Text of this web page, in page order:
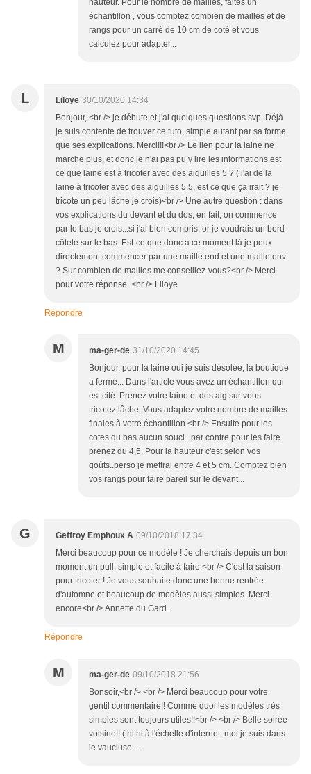
hauteur. Pour le nombre de mailles, faites un
échantillon , vous comptez combien de mailles et de
rangs pour un carré de 10 cm de coté et vous
calculez pour adapter...
L Liloye 30/10/2020 14:34
Bonjour, <br /> je débute et j'ai quelques questions svp. Déjà
je suis contente de trouver ce tuto, simple autant par sa forme
que ses explications. Merci!!!<br /> Le lien pour la laine ne
marche plus, et donc je n'ai pas pu y lire les informations.est
ce que laine est à tricoter avec des aiguilles 5 ? ( j'ai de la
laine à tricoter avec des aiguilles 5.5, est ce que ça irait ? je
tricote un peu lâche je crois)<br /> Une autre question : dans
vos explications du devant et du dos, en fait, on commence
par le bas je crois...si j'ai bien compris, or je voudrais un bord
côtelé sur le bas. Est-ce que donc à ce moment là je peux
directement commencer par une maille end et une maille env
? Sur combien de mailles me conseillez-vous?<br /> Merci
pour votre réponse. <br /> Liloye
Répondre
M ma-ger-de 31/10/2020 14:45
Bonjour, pour la laine oui je suis désolée, la boutique
a fermé... Dans l'article vous avez un échantillon qui
est cité. Prenez votre laine et des aig sur vous
tricotez lâche. Vous adaptez votre nombre de mailles
finales à votre échantillon.<br /> Ensuite pour les
cotes du bas aucun souci...par contre pour les faire
prenez du 4,5. Pour la hauteur c'est selon vos
goûts..perso je mettrai entre 4 et 5 cm. Comptez bien
vos rangs pour faire pareil sur le devant...
G Geffroy Emphoux A 09/10/2018 17:34
Merci beaucoup pour ce modèle ! Je cherchais depuis un bon
moment un pull, simple et facile à faire.<br /> C'est la saison
pour tricoter ! Je vous souhaite donc une bonne rentrée
d'automne et beaucoup de modèles aussi simples. Merci
encore<br /> Annette du Gard.
Répondre
M ma-ger-de 09/10/2018 21:56
Bonsoir,<br /> <br /> Merci beaucoup pour votre
gentil commentaire!! Comme quoi les modèles très
simples sont toujours utiles!!<br /> <br /> Belle soirée
voisine!! ( hi hi à l'échelle d'internet..moi je suis dans
le vaucluse....